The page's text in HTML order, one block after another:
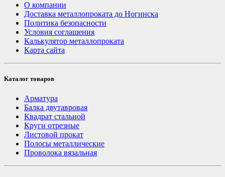
О компании
Доставка металлопроката до Ногинска
Политика безопасности
Условия соглашения
Калькулятор металлопроката
Карта сайта
Каталог товаров
Арматура
Балка двутавровая
Квадрат стальной
Круги отрезные
Листовой прокат
Полосы металлические
Проволока вязальная